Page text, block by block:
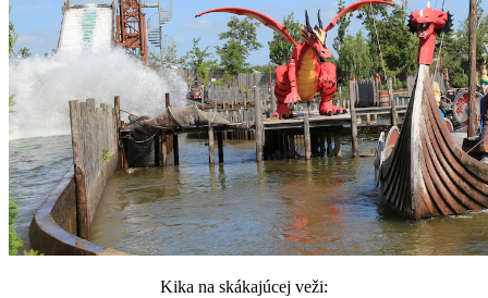
Kika na skákajúcej veži: